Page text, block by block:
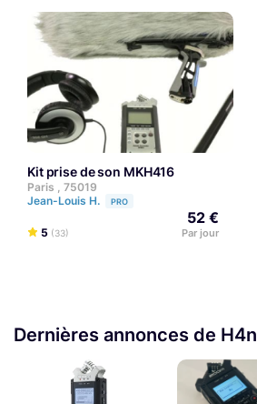
Kit prise de son MKH416
Paris , 75019
Jean-Louis H.
PRO
5 (33)
52 €
Par jour
Dernières annonces de H4n